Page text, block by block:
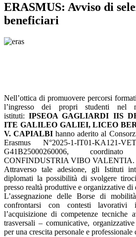
ERASMUS: Avviso di
beneficiari
Nell’ottica di promuovere percorsi
l’ingresso dei propri studenti nel
istituti:IPSEOA GAGLIARDI IIS
ITE GALILEO GALIEI, LICEO
V. CAPIALBI hanno aderito al
Erasmus N°2025-1-IT01-KA121-
G41B25000260006,
CONFINDUSTRIA VIBO VALENTIA.
Attraverso tale adesione, gli Istituti
diplomati la possibilità di svolgere
presso realtà produttive e organizzative di
L’assegnazione delle Borse di
confrontarsi con contesti lavorativi
l’acquisizione di competenze tecniche
trasversali – comunicative,
per una crescita personale e professionale